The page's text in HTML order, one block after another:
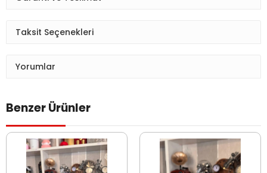
Taksit Seçenekleri
Yorumlar
Benzer Ürünler